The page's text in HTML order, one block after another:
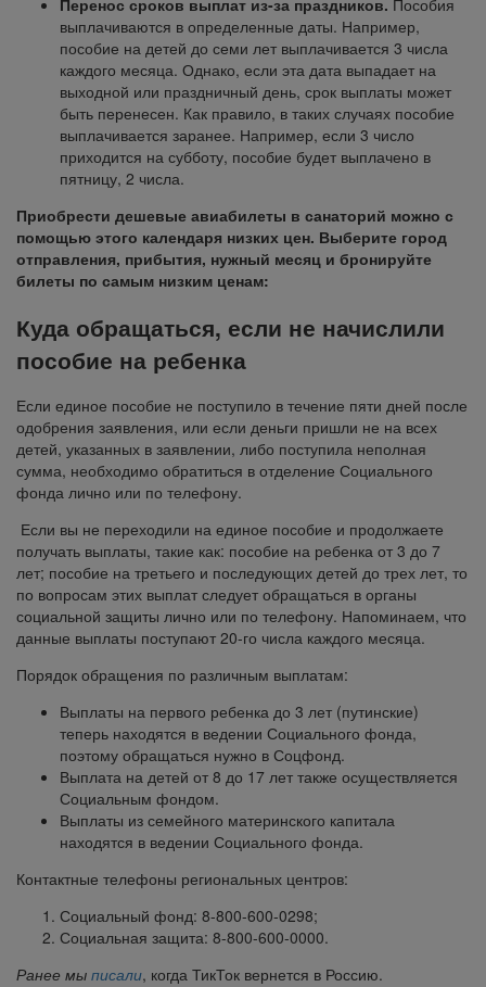
Перенос сроков выплат из-за праздников. Пособия
выплачиваются в определенные даты. Например,
пособие на детей до семи лет выплачивается 3 числа
каждого месяца. Однако, если эта дата выпадает на
выходной или праздничный день, срок выплаты может
быть перенесен. Как правило, в таких случаях пособие
выплачивается заранее. Например, если 3 число
приходится на субботу, пособие будет выплачено в
пятницу, 2 числа.
Приобрести дешевые авиабилеты в санаторий можно с
помощью этого календаря низких цен. Выберите город
отправления, прибытия, нужный месяц и бронируйте
билеты по самым низким ценам:
Куда обращаться, если не начислили
пособие на ребенка
Если единое пособие не поступило в течение пяти дней после
одобрения заявления, или если деньги пришли не на всех
детей, указанных в заявлении, либо поступила неполная
сумма, необходимо обратиться в отделение Социального
фонда лично или по телефону.
Если вы не переходили на единое пособие и продолжаете
получать выплаты, такие как: пособие на ребенка от 3 до 7
лет; пособие на третьего и последующих детей до трех лет, то
по вопросам этих выплат следует обращаться в органы
социальной защиты лично или по телефону. Напоминаем, что
данные выплаты поступают 20-го числа каждого месяца.
Порядок обращения по различным выплатам:
Выплаты на первого ребенка до 3 лет (путинские)
теперь находятся в ведении Социального фонда,
поэтому обращаться нужно в Соцфонд.
Выплата на детей от 8 до 17 лет также осуществляется
Социальным фондом.
Выплаты из семейного материнского капитала
находятся в ведении Социального фонда.
Контактные телефоны региональных центров:
Социальный фонд: 8-800-600-0298;
Социальная защита: 8-800-600-0000.
Ранее мы писали, когда ТикТок вернется в Россию.